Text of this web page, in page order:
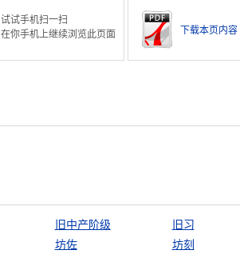
试试手机扫一扫
在你手机上继续浏览此页面
下载本页内容
旧中产阶级 旧习
坊佐 坊刻